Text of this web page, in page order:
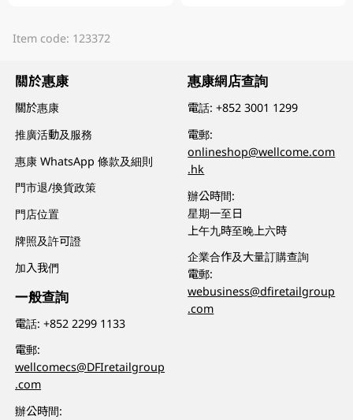
Item code: 123372
關於惠康
關於惠康
推廣活動及服務
惠康 WhatsApp 條款及細則
門市退/換貨政策
門店位置
牌照及許可證
加入我們
一般查詢
電話:+852 2299 1133
電郵:
wellcomecs@DFIretailgroup
.com
辦公時間:
惠康網店查詢
電話:+852 3001 1299
電郵:
onlineshop@wellcome.com
.hk
辦公時間:
星期一至日
上午九時至晚上六時
企業合作及大量訂購查詢
電郵:
webusiness@dfiretailgroup
.com